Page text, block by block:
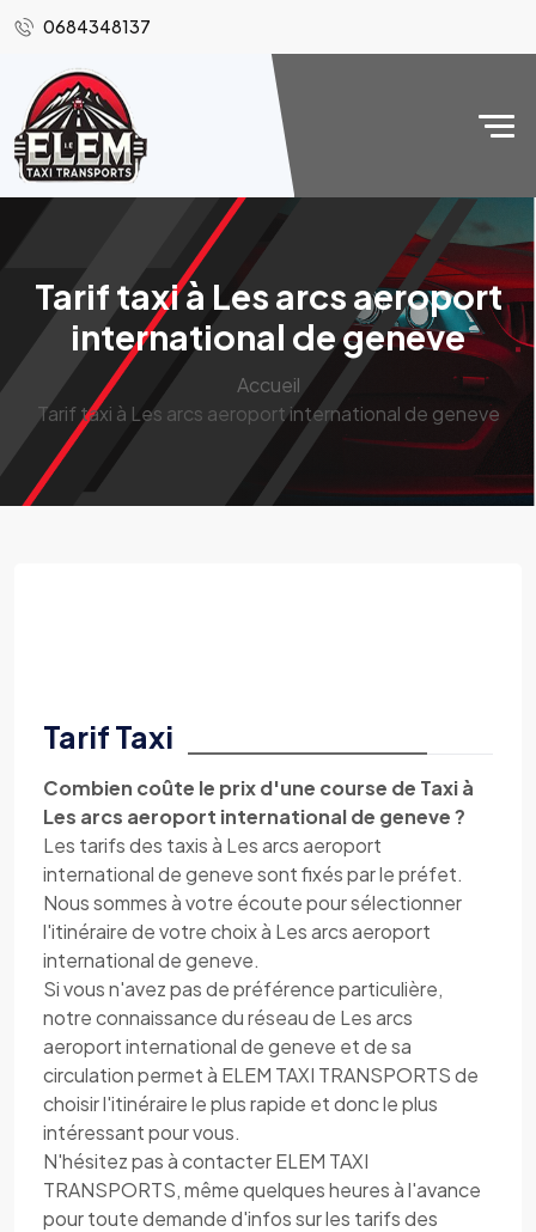
0684348137
Tarif taxi à Les arcs aeroport
international de geneve
Accueil
Tarif taxi à Les arcs aeroport international de geneve
Tarif Taxi
Combien coûte le prix d'une course de Taxi à
Les arcs aeroport international de geneve ?
Les tarifs des taxis à Les arcs aeroport
international de geneve sont fixés par le préfet.
Nous sommes à votre écoute pour sélectionner
l'itinéraire de votre choix à Les arcs aeroport
international de geneve.
Si vous n'avez pas de préférence particulière,
notre connaissance du réseau de Les arcs
aeroport international de geneve et de sa
circulation permet à ELEM TAXI TRANSPORTS de
choisir l'itinéraire le plus rapide et donc le plus
intéressant pour vous.
N'hésitez pas à contacter ELEM TAXI
TRANSPORTS, même quelques heures à l'avance
pour toute demande d'infos sur les tarifs des